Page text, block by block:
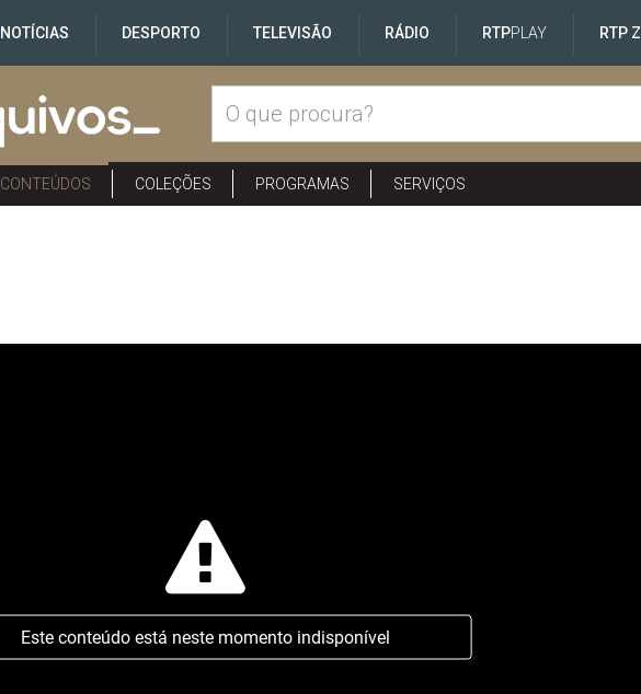
NOTÍCIAS DESPORTO TELEVISÃO RÁDIO RTPPLAY RTP
CONTEÚDOS COLEÇÕES PROGRAMAS SERVIÇOS
Este conteúdo está neste momento indisponível